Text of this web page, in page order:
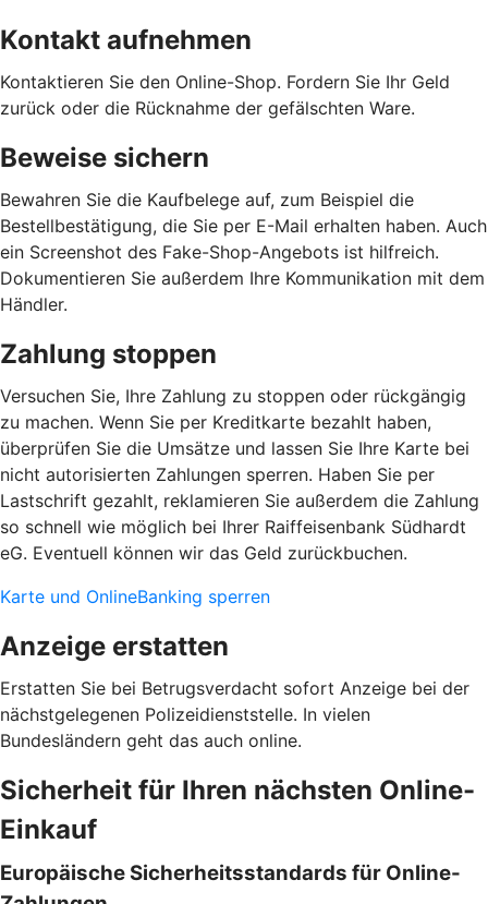
Kontakt aufnehmen
Kontaktieren Sie den Online-Shop. Fordern Sie Ihr Geld
zurück oder die Rücknahme der gefälschten Ware.
Beweise sichern
Bewahren Sie die Kaufbelege auf, zum Beispiel die
Bestellbestätigung, die Sie per E-Mail erhalten haben. Auch
ein Screenshot des Fake-Shop-Angebots ist hilfreich.
Dokumentieren Sie außerdem Ihre Kommunikation mit dem
Händler.
Zahlung stoppen
Versuchen Sie, Ihre Zahlung zu stoppen oder rückgängig
zu machen. Wenn Sie per Kreditkarte bezahlt haben,
überprüfen Sie die Umsätze und lassen Sie Ihre Karte bei
nicht autorisierten Zahlungen sperren. Haben Sie per
Lastschrift gezahlt, reklamieren Sie außerdem die Zahlung
so schnell wie möglich bei Ihrer Raiffeisenbank Südhardt
eG. Eventuell können wir das Geld zurückbuchen.
Karte und OnlineBanking sperren
Anzeige erstatten
Erstatten Sie bei Betrugsverdacht sofort Anzeige bei der
nächstgelegenen Polizeidienststelle. In vielen
Bundesländern geht das auch online.
Sicherheit für Ihren nächsten Online-
Einkauf
Europäische Sicherheitsstandards für Online-